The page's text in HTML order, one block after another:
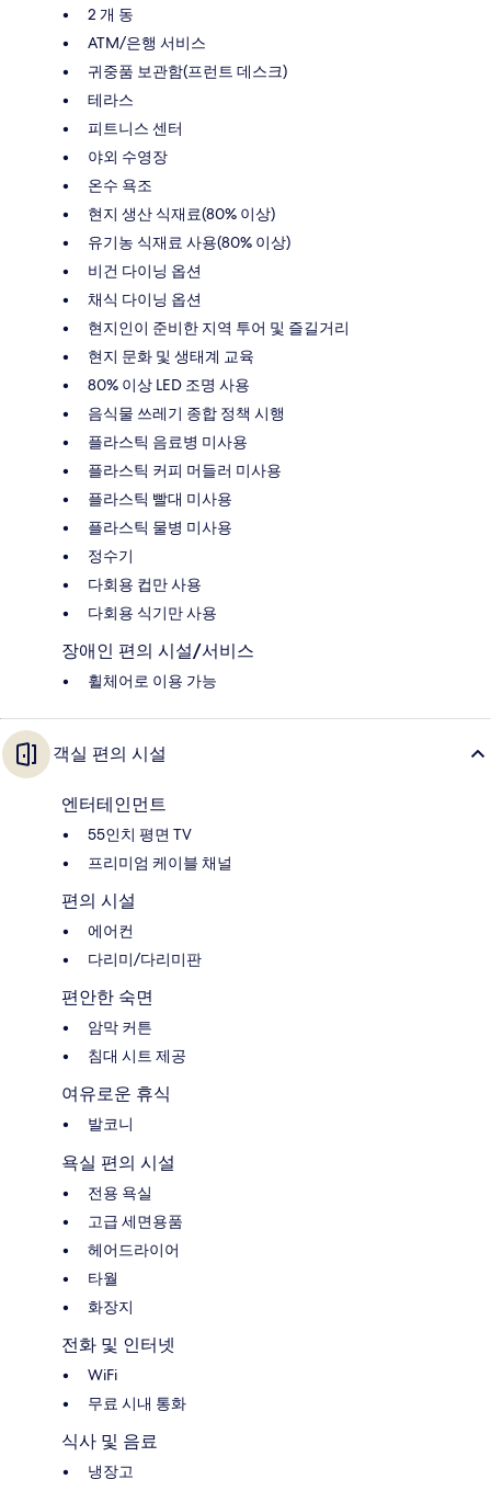
2 개 동
ATM/은행 서비스
귀중품 보관함(프런트 데스크)
테라스
피트니스 센터
야외 수영장
온수 욕조
현지 생산 식재료(80% 이상)
유기농 식재료 사용(80% 이상)
비건 다이닝 옵션
채식 다이닝 옵션
현지인이 준비한 지역 투어 및 즐길거리
현지 문화 및 생태계 교육
80% 이상 LED 조명 사용
음식물 쓰레기 종합 정책 시행
플라스틱 음료병 미사용
플라스틱 커피 머들러 미사용
플라스틱 빨대 미사용
플라스틱 물병 미사용
정수기
다회용 컵만 사용
다회용 식기만 사용
장애인 편의 시설/서비스
휠체어로 이용 가능
객실 편의 시설
엔터테인먼트
55인치 평면 TV
프리미엄 케이블 채널
편의 시설
에어컨
다리미/다리미판
편안한 숙면
암막 커튼
침대 시트 제공
여유로운 휴식
발코니
욕실 편의 시설
전용 욕실
고급 세면용품
헤어드라이어
타월
화장지
전화 및 인터넷
WiFi
무료 시내 통화
식사 및 음료
냉장고